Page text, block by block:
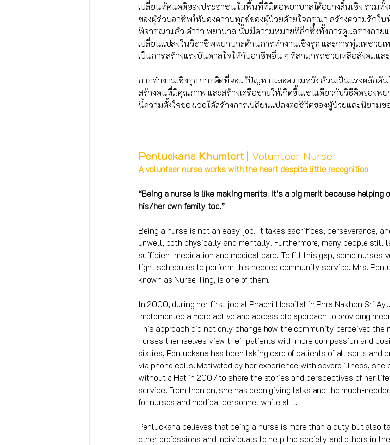
เปลี่ยนทัศนคติของประชาชนในพื้นที่ที่มีต่อพยาบาลได้อย่างสิ้นเชิง รวมทั้
ของผู้ร่วมอาชีพให้มองความทุกข์ของผู้ป่วยด้วยใจกรุณา สร้างความรักใน
พิจารณาแล้ว คำว่า พยาบาล นั้นมีความหมายที่ลึกซึ้งทั้งการดูแลร่างกาย
เปลี่ยนแปลงในวิชาชีพพยาบาลด้านการทำงานเชิงรุก และการทุ่มเทช่วย
เป็นการสร้างแรงบันดาลใจให้กับอาชีพอื่น ๆ ที่สามารถช่วยเหลือสังคมแล
การทำงานเชิงรุก การคิดที่จะแก้ปัญหา และความหวัง ล้วนเป็นแรงผลักดั
สร้างคนที่มีคุณภาพ และสร้างเครือข่ายให้เกิดขึ้นเช่นเดียวกับวิธีคิดของพ
นี้ความตั้งใจของเธอได้สร้างการเปลี่ยนแปลงต่อชีวิตของผู้ป่วยและนิยามข
Penluckana Khumlert | Volunteer Nurse
A volunteer nurse works with the heart despite little recognition
“Being a nurse is like making merits. It’s a big merit because helping
his/her own family too.”
Being a nurse is not an easy job. It takes sacrifices, perseverance,
unwell, both physically and mentally. Furthermore, many people still
sufficient medication and medical care. To fill this gap, some nurses
tight schedules to perform this needed community service. Mrs.
known as Nurse Ting, is one of them.
In 2000, during her first job at Phachi Hospital in Phra Nakhon Sri
implemented a more active and accessible approach to providing
This approach did not only change how the community perceived the
nurses themselves view their patients with more compassion and
sixties, Penluckana has been taking care of patients of all sorts and
via phone calls. Motivated by her experience with severe illness, she
without a Hat in 2007 to share the stories and perspectives of her
service. From then on, she has been giving talks and the much-
for nurses and medical personnel while at it.
Penluckana believes that being a nurse is more than a duty but also
other professions and individuals to help the society and others in